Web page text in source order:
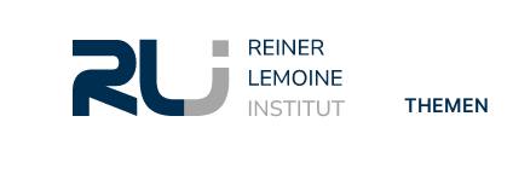
THEMEN